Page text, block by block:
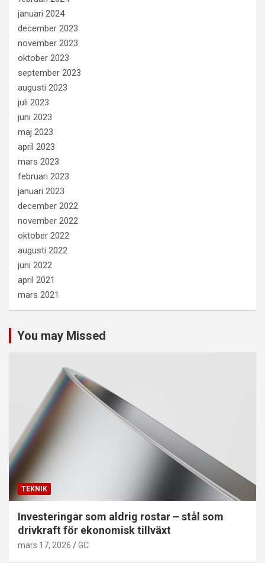
januari 2024
december 2023
november 2023
oktober 2023
september 2023
augusti 2023
juli 2023
juni 2023
maj 2023
april 2023
mars 2023
februari 2023
januari 2023
december 2022
november 2022
oktober 2022
augusti 2022
juni 2022
april 2021
mars 2021
You may Missed
TEKNIK
Investeringar som aldrig rostar – stål som
drivkraft för ekonomisk tillväxt
mars 17, 2026 GC